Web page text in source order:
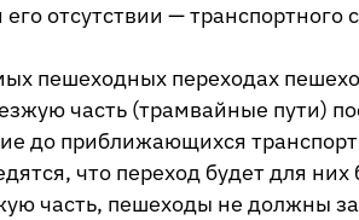
отсутствии — транспортного
пешеходных переходах
часть (трамвайные пути)
до приближающихся
что переход будет для них
часть, пешеходы не должны